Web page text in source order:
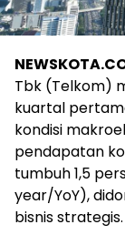
Tbk (Telkom)
kuartal
kondisi
pendapatan
tumbuh 1,5
year/YoY),
bisnis strategis.